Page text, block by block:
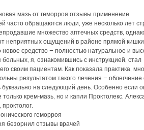
мазь от геморроя отзывы применение
часто обращаются люди, уже несколько лет
множество аптечных средств,
неприятных ощущений в районе прямой
средство – полностью натуральное и
больных, я, ознакомившись с инструкцией, стал
своим пациентам. Как показала практика,
результатом такого лечения – облегчение
на следующий день. Особенно если
крем-мазь, но и капли Проктолекс.
геморроя
безорнил отзывы врачей